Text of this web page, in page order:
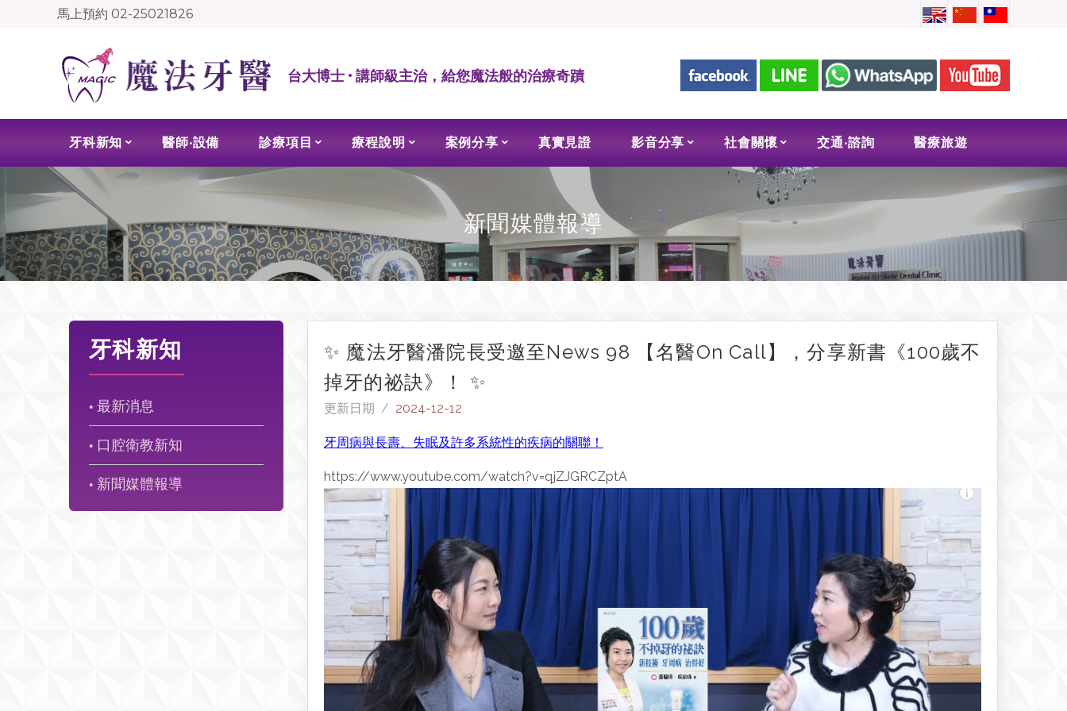
馬上預約 02-25021826
台大博士 • 講師級主治，給您魔法般的治療奇蹟
牙科新知 醫師‧設備 診療項目 療程說明 案例分享 真實見證 影音分享 社會關懷 交通‧諮詢 醫療旅遊
新聞媒體報導
牙科新知
● 最新消息
● 口腔衛教新知
● 新聞媒體報導
✨ 魔法牙醫潘院長受邀至News 98 【名醫On Call】，分享新書《100歲不
掉牙的祕訣》！ ✨
更新日期 / 2024-12-12
牙周病與長壽、失眠及許多系統性的疾病的關聯！
https://www.youtube.com/watch?v=qjZJGRCZptA